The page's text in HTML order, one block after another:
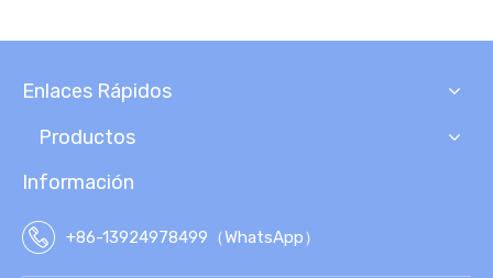
Enlaces Rápidos
Productos
Información
+86-13924978499（WhatsApp）